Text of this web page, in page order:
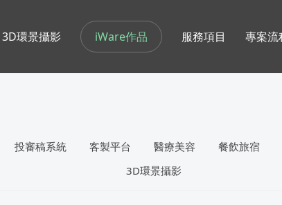
iWare作品
投審稿系統 客製平台 醫療美容 餐飲旅宿
3D環景攝影